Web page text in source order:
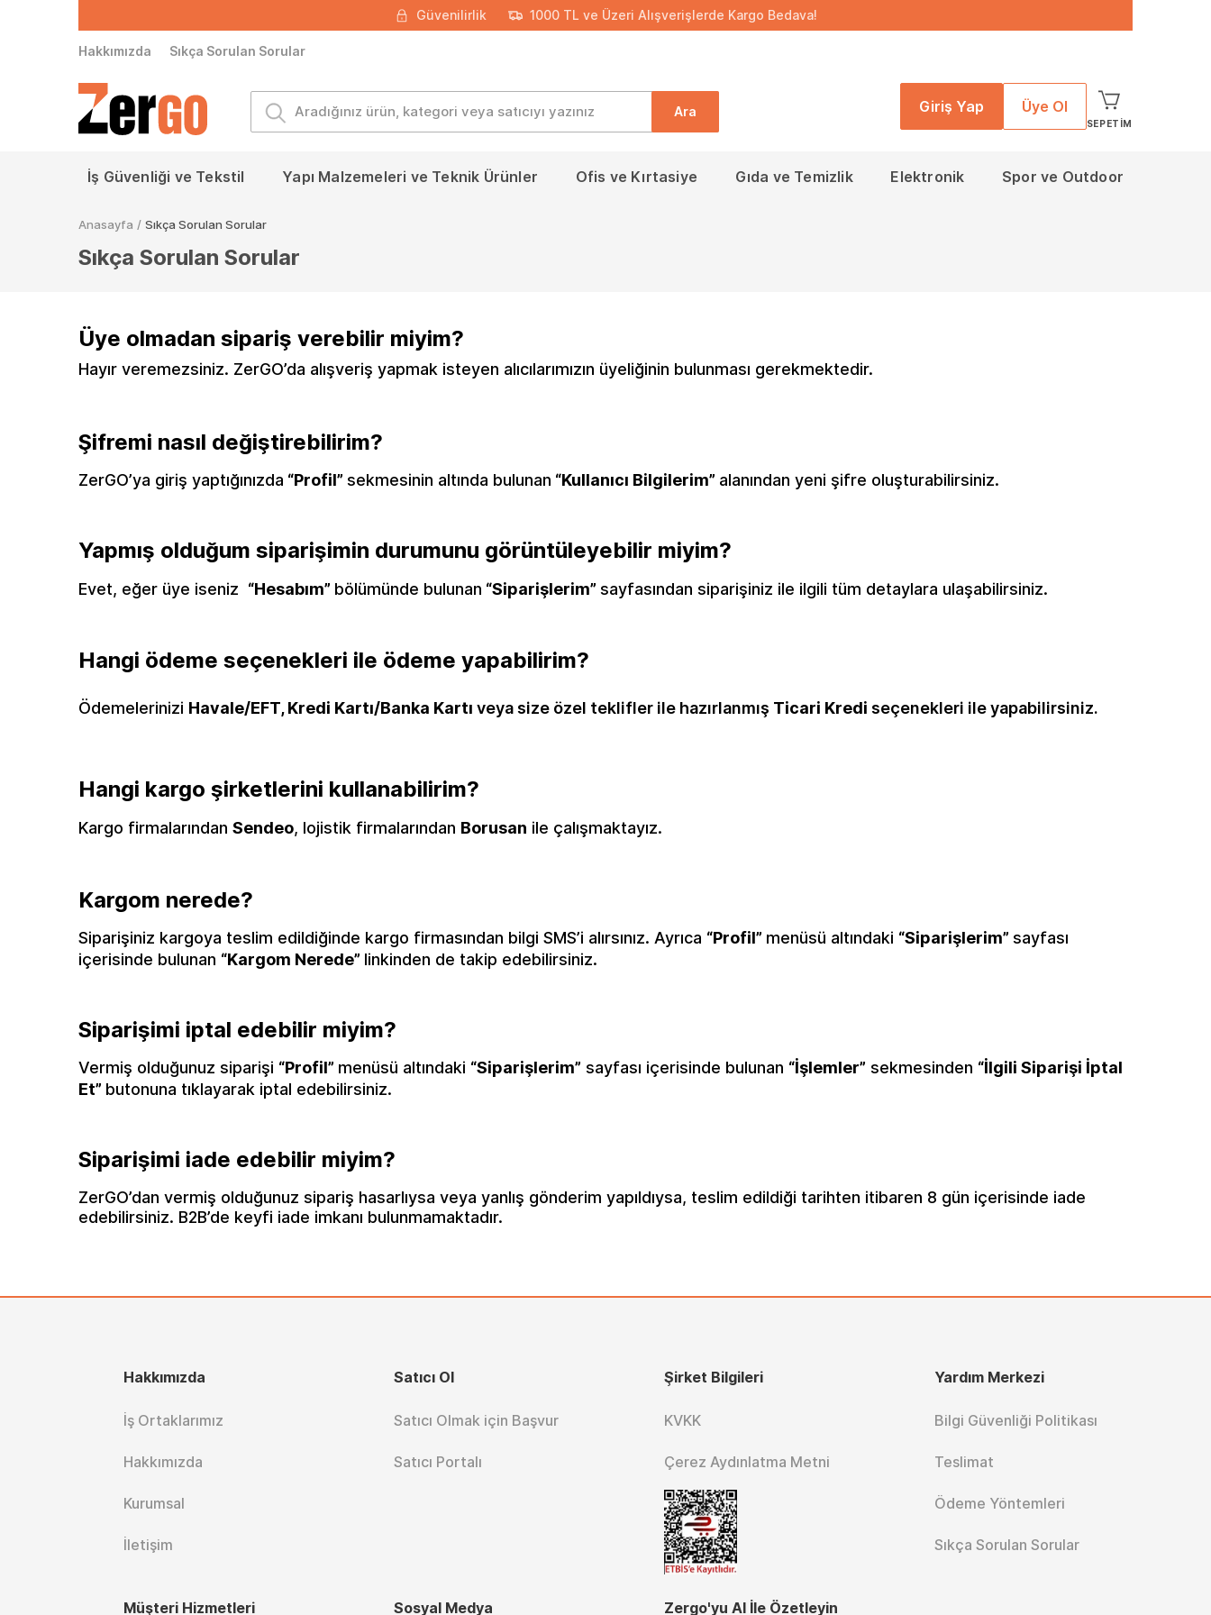
Güvenilirlik 1000 TL ve Üzeri Alışverişlerde Kargo Bedava!
Hakkımızda Sıkça Sorulan Sorular
Ara Giriş Yap Üye Ol
SEPETIM
İş Güvenliği ve Tekstil Yapı Malzemeleri ve Teknik Ürünler Ofis ve Kırtasiye Gıda ve Temizlik Elektronik Spor ve Outdoor
Anasayfa / Sıkça Sorulan Sorular
Sıkça Sorulan Sorular
Üye olmadan sipariş verebilir miyim?
Hayır veremezsiniz. ZerGO’da alışveriş yapmak isteyen alıcılarımızın üyeliğinin bulunması gerekmektedir.
Şifremi nasıl değiştirebilirim?
ZerGO’ya giriş yaptığınızda “Profil” sekmesinin altında bulunan “Kullanıcı Bilgilerim” alanından yeni şifre oluşturabilirsiniz.
Yapmış olduğum siparişimin durumunu görüntüleyebilir miyim?
Evet, eğer üye iseniz “Hesabım” bölümünde bulunan “Siparişlerim” sayfasından siparişiniz ile ilgili tüm detaylara ulaşabilirsiniz.
Hangi ödeme seçenekleri ile ödeme yapabilirim?
Ödemelerinizi Havale/EFT, Kredi Kartı/Banka Kartı veya size özel teklifler ile hazırlanmış Ticari Kredi seçenekleri ile yapabilirsiniz.
Hangi kargo şirketlerini kullanabilirim?
Kargo firmalarından Sendeo, lojistik firmalarından Borusan ile çalışmaktayız.
Kargom nerede?
Siparişiniz kargoya teslim edildiğinde kargo firmasından bilgi SMS’i alırsınız. Ayrıca “Profil” menüsü altındaki “Siparişlerim” sayfası
içerisinde bulunan “Kargom Nerede” linkinden de takip edebilirsiniz.
Siparişimi iptal edebilir miyim?
Vermiş olduğunuz siparişi “Profil” menüsü altındaki “Siparişlerim” sayfası içerisinde bulunan “İşlemler” sekmesinden “İlgili Siparişi İptal
Et” butonuna tıklayarak iptal edebilirsiniz.
Siparişimi iade edebilir miyim?
ZerGO’dan vermiş olduğunuz sipariş hasarlıysa veya yanlış gönderim yapıldıysa, teslim edildiği tarihten itibaren 8 gün içerisinde iade
edebilirsiniz. B2B’de keyfi iade imkanı bulunmamaktadır.
Hakkımızda
İş Ortaklarımız
Hakkımızda
Kurumsal
İletişim
Satıcı Ol
Satıcı Olmak için Başvur
Satıcı Portalı
Şirket Bilgileri
KVKK
Çerez Aydınlatma Metni
Yardım Merkezi
Bilgi Güvenliği Politikası
Teslimat
Ödeme Yöntemleri
Sıkça Sorulan Sorular
Müşteri Hizmetleri Sosyal Medya Zergo'yu AI İle Özetleyin